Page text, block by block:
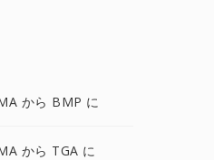
から BMP に
から TGA に